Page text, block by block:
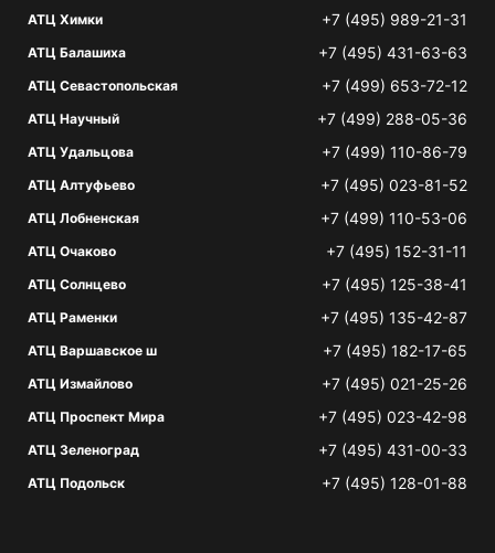
АТЦ Химки +7 (495) 989-21-31
АТЦ Балашиха +7 (495) 431-63-63
АТЦ Севастопольская +7 (499) 653-72-12
АТЦ Научный +7 (499) 288-05-36
АТЦ Удальцова +7 (499) 110-86-79
АТЦ Алтуфьево +7 (495) 023-81-52
АТЦ Лобненская +7 (499) 110-53-06
АТЦ Очаково +7 (495) 152-31-11
АТЦ Солнцево +7 (495) 125-38-41
АТЦ Раменки +7 (495) 135-42-87
АТЦ Варшавское ш +7 (495) 182-17-65
АТЦ Измайлово +7 (495) 021-25-26
АТЦ Проспект Мира +7 (495) 023-42-98
АТЦ Зеленоград +7 (495) 431-00-33
АТЦ Подольск +7 (495) 128-01-88